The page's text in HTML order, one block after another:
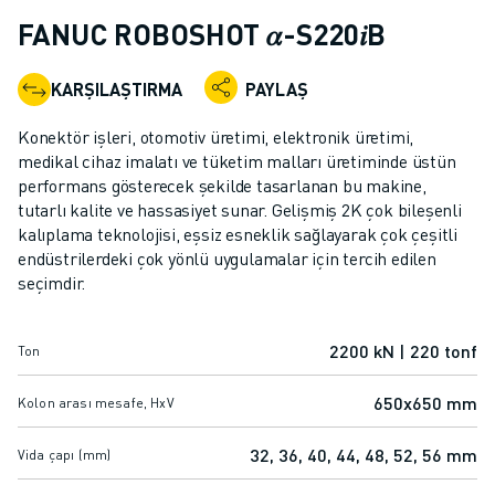
İŞBIRLIKÇI ROBOTLAR
ROBOT YELPAZESI
ROBOT KONTROLÖRLERI
ROBOT AKSESUARLARI
ROBOT YAZILIMI
SIMÜLASYON YAZILIMI
EĞITIM AMAÇLI ROBOTIK ÜRÜNLERI
ROBOT OTOMASYONU
ARK KAYNAK ROBOTLARI
EKLEMLI ROBOTLAR
M-900 SERISI
GIDA VE TEMIZ ODA ROBOTLARI
BOYA ROBOTLARI
FANUC ROBOSHOT 𝛼-S220𝑖B
KARŞILAŞTIRMA PAYLAŞ
Konektör işleri, otomotiv üretimi, elektronik üretimi,
medikal cihaz imalatı ve tüketim malları üretiminde üstün
performans gösterecek şekilde tasarlanan bu makine,
tutarlı kalite ve hassasiyet sunar. Gelişmiş 2K çok bileşenli
kalıplama teknolojisi, eşsiz esneklik sağlayarak çok çeşitli
endüstrilerdeki çok yönlü uygulamalar için tercih edilen
seçimdir.
Ton 2200 kN | 220 tonf
Kolon arası mesafe, HxV 650x650 mm
Vida çapı (mm) 32, 36, 40, 44, 48, 52, 56 mm